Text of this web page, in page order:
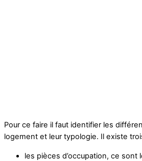
Pour ce faire il faut identifier les
logement et leur typologie. Il existe
les pièces d’occupation, ce sont